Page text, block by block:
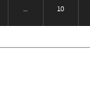
10